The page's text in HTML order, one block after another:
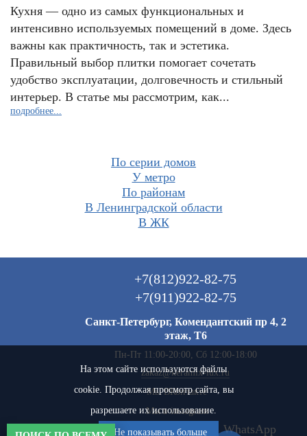
Кухня — одно из самых функциональных и
интенсивно используемых помещений в доме. Здесь
важны как практичность, так и эстетика.
Правильный выбор плитки помогает сочетать
удобство эксплуатации, долговечность и стильный
интерьер. В статье мы рассмотрим, как...
подробнее...
По серии домов
У метро
По районам
В Ленинградской области
В ЖК
+7(812)922-82-75
+7(911)922-82-75
Санкт-Петербург, Комендантский пр 4, 2
этаж, Т6
Пн-Пт 11:00-20:00, Сб 12:00-18:00
zakaz@keramix-lux.ru
Мы ВКонтакте
Мы в instagram
Мы в Telegram Мы в Max WhatsApp
На этом сайте используются файлы
cookie. Продолжая просмотр сайта, вы
разрешаете их использование.
Не показывать больше